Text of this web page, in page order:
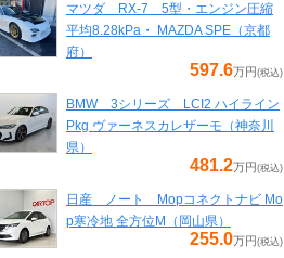
マツダ RX-7 5型・エンジン圧縮
平均8.28kPa・ MAZDA SPE（京都
府）
597.6万円 (税込)
BMW 3シリーズ LCI2 ハイライン
Pkg ヴァーネスカレザーモ（神奈川
県）
481.2万円 (税込)
日産 ノート Mopコネクトナビ Mo
p寒冷地 全方位M（岡山県）
255.0万円 (税込)